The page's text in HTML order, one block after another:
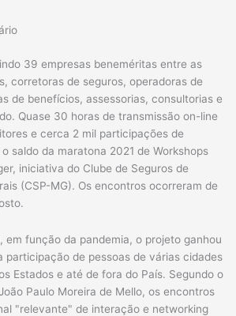
39 empresas beneméritas entre as
corretoras de seguros, operadoras de
de benefícios, assessorias, consultorias e
Quase 30 horas de transmissão on-line
e cerca 2 mil participações de
saldo da maratona 2021 de Workshops
iniciativa do Clube de Seguros de
(CSP-MG). Os encontros ocorreram de
em função da pandemia, o projeto ganhou
participação de pessoas de várias cidades
Estados e até de fora do País. Segundo o
Paulo Moreira de Mello, os encontros
"relevante" de interação e networking